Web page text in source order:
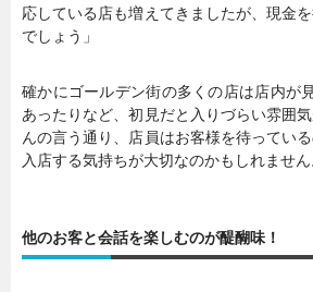
応している店も増えてきましたが、現金
でしょう」
確かにゴールデン街の多くの店は店内が
あったりなど、初見だと入りづらい雰囲
んの言う通り、店員はお客様を待ってい
入店する気持ちが大切なのかもしれません
他のお客と会話を楽しむのが醍醐味！